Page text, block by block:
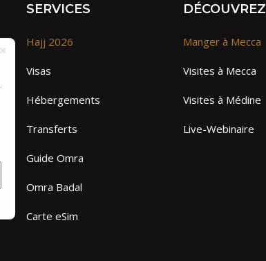
SERVICES
Hajj 2026
Visas
Hébergements
Transferts
Guide Omra
Omra Badal
Carte eSim
DÉCOUVREZ
Manger à Mecca
Visites à Mecca
Visites à Médine
Live-Webinaire